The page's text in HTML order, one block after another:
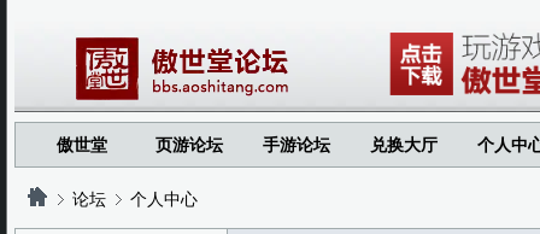
傲世堂 页游论坛 手游论坛 兑换大厅 个人中
论坛 个人中心